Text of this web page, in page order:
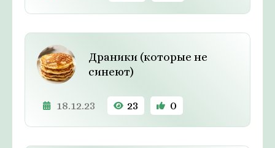
Драники (которые не
синеют)
18.12.23 23 0